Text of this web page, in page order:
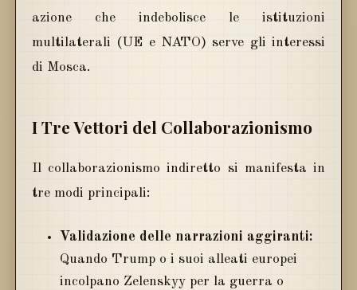
azione che indebolisce le istituzioni
multilaterali (UE e NATO) serve gli interessi
di Mosca.
I Tre Vettori del Collaborazionismo
Il collaborazionismo indiretto si manifesta in
tre modi principali:
Validazione delle narrazioni aggiranti:
Quando Trump o i suoi alleati europei
incolpano Zelenskyy per la guerra o